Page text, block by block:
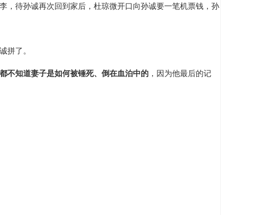
，待孙诚再次回到家后，杜琼微开口向孙诚要一笔机票钱，孙
拼了。
不知道妻子是如何被锤死、倒在血泊中的 ，因为他最后的记